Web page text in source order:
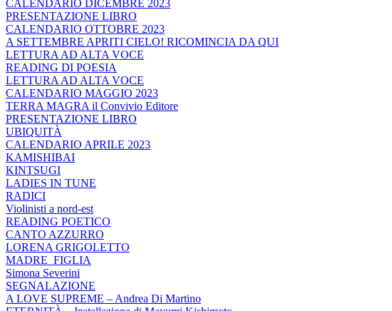
CALENDARIO DICEMBRE 2023
PRESENTAZIONE LIBRO
CALENDARIO OTTOBRE 2023
A SETTEMBRE APRITI CIELO! RICOMINCIA DA QUI
LETTURA AD ALTA VOCE
READING DI POESIA
LETTURA AD ALTA VOCE
CALENDARIO MAGGIO 2023
TERRA MAGRA il Convivio Editore
PRESENTAZIONE LIBRO
UBIQUITÀ
CALENDARIO APRILE 2023
KAMISHIBAI
KINTSUGI
LADIES IN TUNE
RADICI
Violinisti a nord-est
READING POETICO
CANTO AZZURRO
LORENA GRIGOLETTO
MADRE_FIGLIA
Simona Severini
SEGNALAZIONE
A LOVE SUPREME – Andrea Di Martino